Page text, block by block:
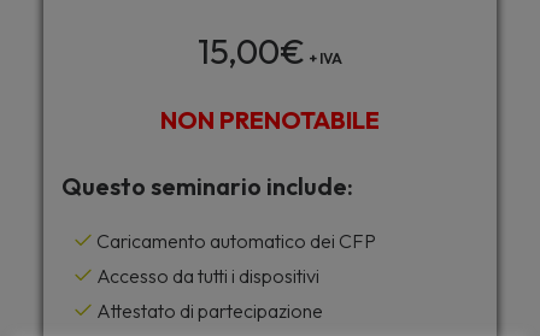
15,00€ + IVA
NON PRENOTABILE
Questo seminario include:
Caricamento automatico dei CFP
Accesso da tutti i dispositivi
Attestato di partecipazione